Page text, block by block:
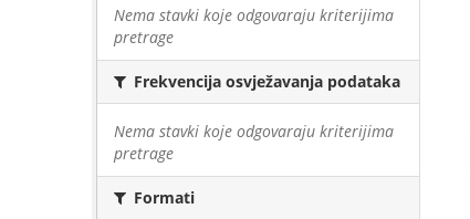
Nema stavki koje odgovaraju kriterijima
pretrage
Frekvencija osvježavanja podataka
Nema stavki koje odgovaraju kriterijima
pretrage
Formati